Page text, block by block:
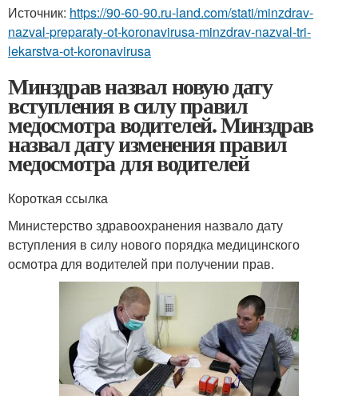
Источник: https://90-60-90.ru-land.com/stati/minzdrav-
nazval-preparaty-ot-koronavirusa-minzdrav-nazval-tri-
lekarstva-ot-koronavirusa
Минздрав назвал новую дату
вступления в силу правил
медосмотра водителей. Минздрав
назвал дату изменения правил
медосмотра для водителей
Короткая ссылка
Министерство здравоохранения назвало дату
вступления в силу нового порядка медицинского
осмотра для водителей при получении прав.